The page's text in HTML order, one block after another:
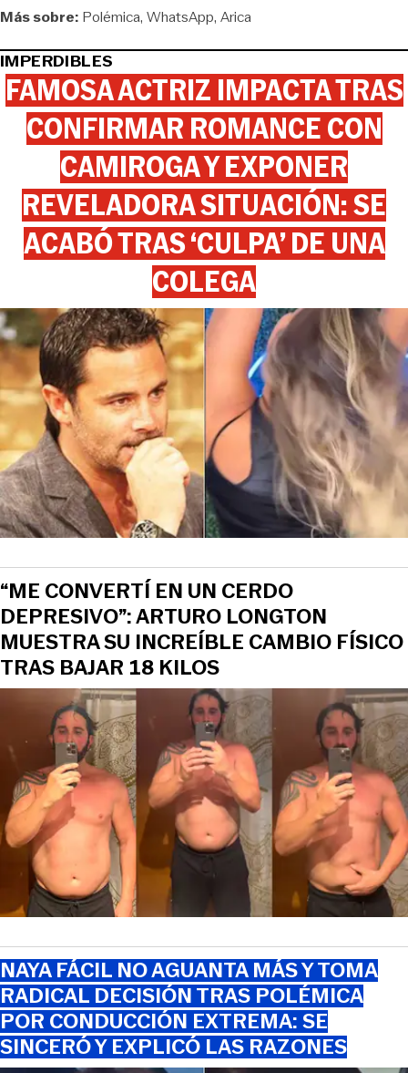
Más sobre: Polémica WhatsApp Arica
IMPERDIBLES
FAMOSA ACTRIZ IMPACTA TRAS
CONFIRMAR ROMANCE CON
CAMIROGA Y EXPONER
REVELADORA SITUACIÓN: SE
ACABÓ TRAS ‘CULPA’ DE UNA
COLEGA
“ME CONVERTÍ EN UN CERDO
DEPRESIVO”: ARTURO LONGTON
MUESTRA SU INCREÍBLE CAMBIO FÍSICO
TRAS BAJAR 18 KILOS
NAYA FÁCIL NO AGUANTA MÁS Y TOMA
RADICAL DECISIÓN TRAS POLÉMICA
POR CONDUCCIÓN EXTREMA: SE
SINCERÓ Y EXPLICÓ LAS RAZONES